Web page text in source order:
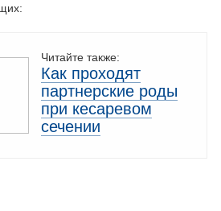
Читайте также:
Как проходят
партнерские роды
при кесаревом
сечении